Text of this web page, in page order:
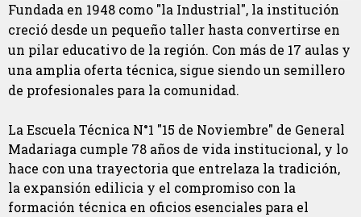
Fundada en 1948 como "la Industrial", la institución
creció desde un pequeño taller hasta convertirse en
un pilar educativo de la región. Con más de 17 aulas y
una amplia oferta técnica, sigue siendo un semillero
de profesionales para la comunidad.
La Escuela Técnica N°1 "15 de Noviembre" de General
Madariaga cumple 78 años de vida institucional, y lo
hace con una trayectoria que entrelaza la tradición,
la expansión edilicia y el compromiso con la
formación técnica en oficios esenciales para el